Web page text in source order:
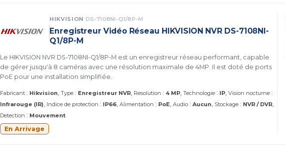
HIKVISION DS-7108NI-Q1/8P-M
Enregistreur Vidéo Réseau HIKVISION NVR DS-7108NI-
Q1/8P-M
Le HIKVISION NVR DS-7108NI-Q1/8P-M est un enregistreur réseau performant, capable
de gérer jusqu'à 8 caméras avec une résolution maximale de 4MP. Il est doté de ports
PoE pour une installation simplifiée.
Fabricant : Hikvision Type : Enregistreur NVR Resolution : 4 MP Technologie : IP Vision nocturne :
Infrarouge (IR) Indice de protection : IP66 Alimentation : PoE Audio : Aucun Stockage : NVR / DVR
Detection : Mouvement
En Arrivage